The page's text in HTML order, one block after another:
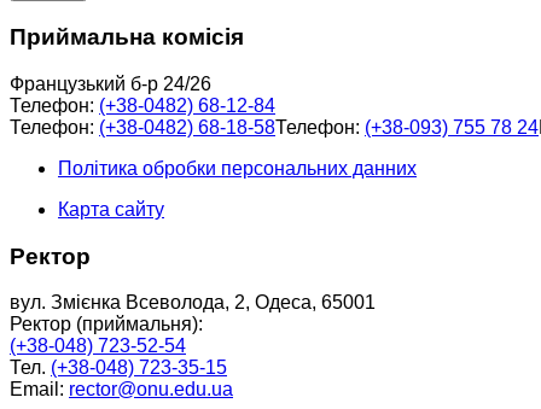
Приймальна комісія
Французький б-р 24/26
Телефон: (+38-0482) 68-12-84
Телефон: (+38-0482) 68-18-58Телефон: (+38-093) 755 78 24
Політика обробки персональних данних
Карта сайту
Ректор
вул. Змієнка Всеволода, 2, Одеса, 65001
Ректор (приймальня):
(+38-048) 723-52-54
Тел. (+38-048) 723-35-15
Email: rector@onu.edu.ua